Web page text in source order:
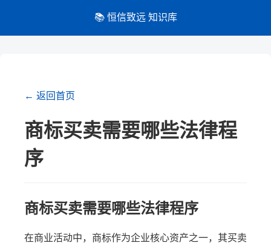
📚 恒信致远 知识库
← 返回首页
商标买卖需要哪些法律程
序
商标买卖需要哪些法律程序
在商业活动中，商标作为企业核心资产之一，其买卖